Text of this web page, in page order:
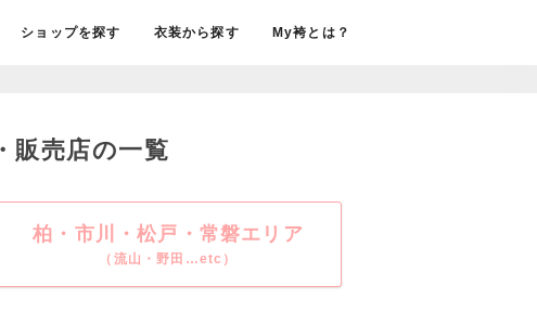
ショップを探す 衣装から探す My袴とは？
販売店の一覧
柏・市川・松戸・常磐エリア
（流山・野田…etc）